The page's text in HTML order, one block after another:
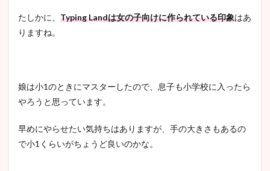
たしかに、 Typing Landは女の子向けに作られている印象はあ
りますね。
娘は小1のときにマスターしたので、息子も小学校に入ったら
やろうと思っています。
早めにやらせたい気持ちはありますが、手の大きさもあるの
で小1くらいがちょうど良いのかな。